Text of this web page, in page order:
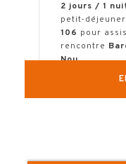
2 jours / 1
petit-
106 pour
rencontre
Nou.